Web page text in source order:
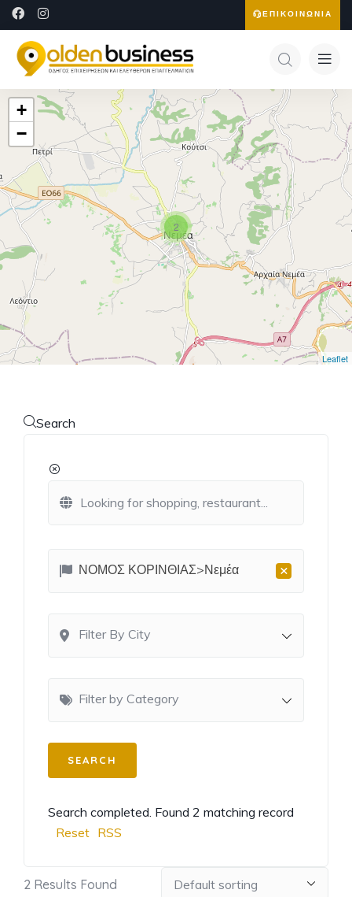
ΕΠΙΚΟΙΝΩΝΙΑ
2
+
−
Leaflet
Search
×
ΝΟΜΟΣ ΚΟΡΙΝΘΙΑΣ>Νεμέα
Filter By City
Filter by Category
Search completed. Found 2 matching record
Reset RSS
2 Results Found